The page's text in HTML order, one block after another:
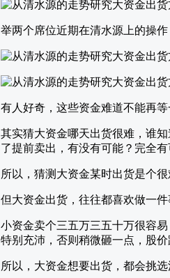
举两个席位近期在清水源上的操作
有人好奇，这些资金难道不能再
其实猜大资金哪天出货很难，谁
了提前卖出，有没有可能？完全有
所以，猜测大资金某时出货是个很
但大资金出货，往往都喜欢做一
小资金卖个三五万三五十万很容
特别充沛，否则稍微砸一点，股
所以，大资金想要出货，都会挑选